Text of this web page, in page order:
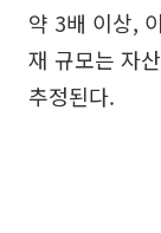
약 3배 이상,
재 규모는 자
추정된다.